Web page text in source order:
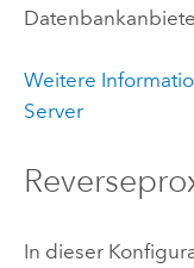
Weitere
Server
In dieser